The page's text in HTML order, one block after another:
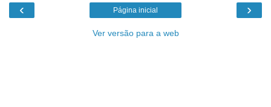
‹ ›
Página inicial
Ver versão para a web